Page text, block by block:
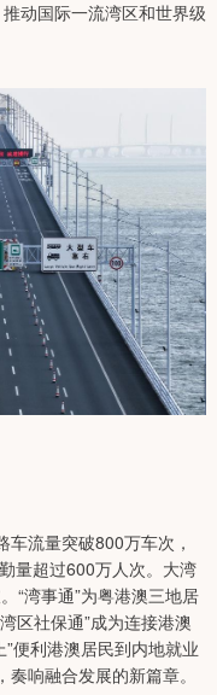
动国际一流湾区和世界级
流量突破800万车次，
量超过600万人次。大湾
“湾事通”为粤港澳三地居
区社保通”成为连接港澳
”便利港澳居民到内地就业
响融合发展的新篇章。